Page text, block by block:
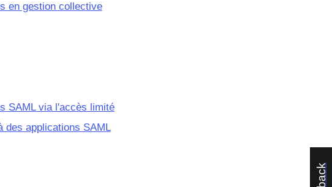
en gestion collective
SAML via l'accès limité
des applications SAML